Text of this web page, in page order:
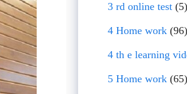
3 rd online test(5)
4 Home work(96)
4 th e learning
5 Home work(65)